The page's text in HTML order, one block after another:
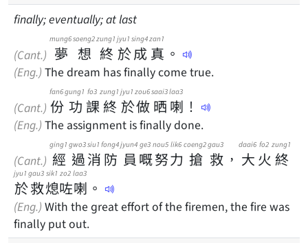
finally; eventually; at last
(Cant.) 夢
mung6
想
soeng2
終
zung1
於
jyu1
成
sing4
真
zan1
。
(Eng.) The dream has finally come true.
(Cant.) 份
fan6
功
gung1
課
fo3
終
zung1
於
jyu1
做
zou6
晒
saai3
喇
laa3
！
(Eng.) The assignment is finally done.
(Cant.) 經
ging1
過
gwo3
消
siu1
防
fong4
員
jyun4
嘅
ge3
努
nou5
力
lik6
搶
coeng2
救
gau3
， 大
daai6
火
fo2
終
zung1
於
jyu1
救
gau3
熄
sik1
咗
zo2
喇
laa3
。
(Eng.) With the great effort of the firemen, the fire was
finally put out.